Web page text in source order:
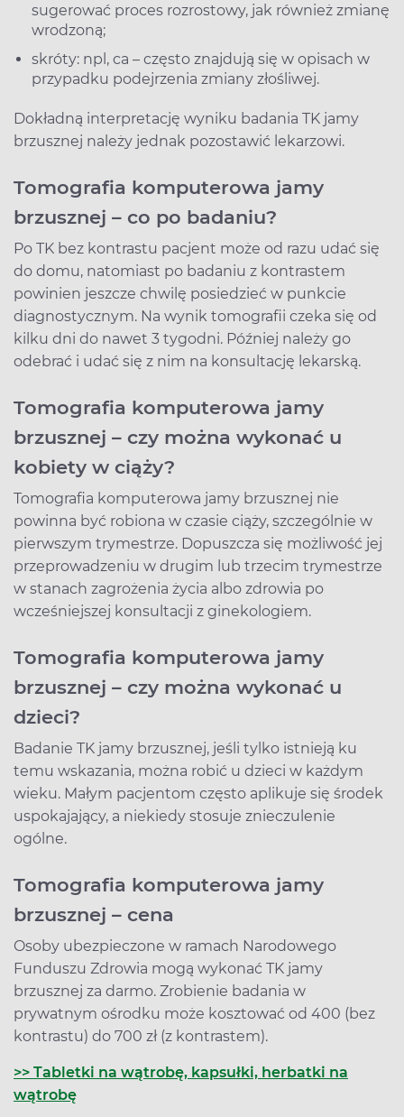
sugerować proces rozrostowy, jak również zmianę
wrodzoną;
skróty: npl, ca – często znajdują się w opisach w
przypadku podejrzenia zmiany złośliwej.
Dokładną interpretację wyniku badania TK jamy
brzusznej należy jednak pozostawić lekarzowi.
Tomografia komputerowa jamy
brzusznej – co po badaniu?
Po TK bez kontrastu pacjent może od razu udać się
do domu, natomiast po badaniu z kontrastem
powinien jeszcze chwilę posiedzieć w punkcie
diagnostycznym. Na wynik tomografii czeka się od
kilku dni do nawet 3 tygodni. Później należy go
odebrać i udać się z nim na konsultację lekarską.
Tomografia komputerowa jamy
brzusznej – czy można wykonać u
kobiety w ciąży?
Tomografia komputerowa jamy brzusznej nie
powinna być robiona w czasie ciąży, szczególnie w
pierwszym trymestrze. Dopuszcza się możliwość jej
przeprowadzeniu w drugim lub trzecim trymestrze
w stanach zagrożenia życia albo zdrowia po
wcześniejszej konsultacji z ginekologiem.
Tomografia komputerowa jamy
brzusznej – czy można wykonać u
dzieci?
Badanie TK jamy brzusznej, jeśli tylko istnieją ku
temu wskazania, można robić u dzieci w każdym
wieku. Małym pacjentom często aplikuje się środek
uspokajający, a niekiedy stosuje znieczulenie
ogólne.
Tomografia komputerowa jamy
brzusznej – cena
Osoby ubezpieczone w ramach Narodowego
Funduszu Zdrowia mogą wykonać TK jamy
brzusznej za darmo. Zrobienie badania w
prywatnym ośrodku może kosztować od 400 (bez
kontrastu) do 700 zł (z kontrastem).
>> Tabletki na wątrobę, kapsułki, herbatki na
wątrobę